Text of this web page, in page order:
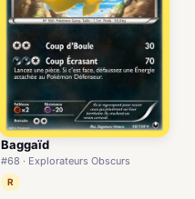
Baggaïd
#68 · Explorateurs Obscurs
R